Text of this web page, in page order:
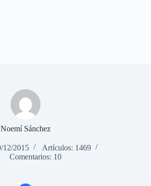
Noemí Sánchez
12/2015
Artículos: 1469
Comentarios: 10